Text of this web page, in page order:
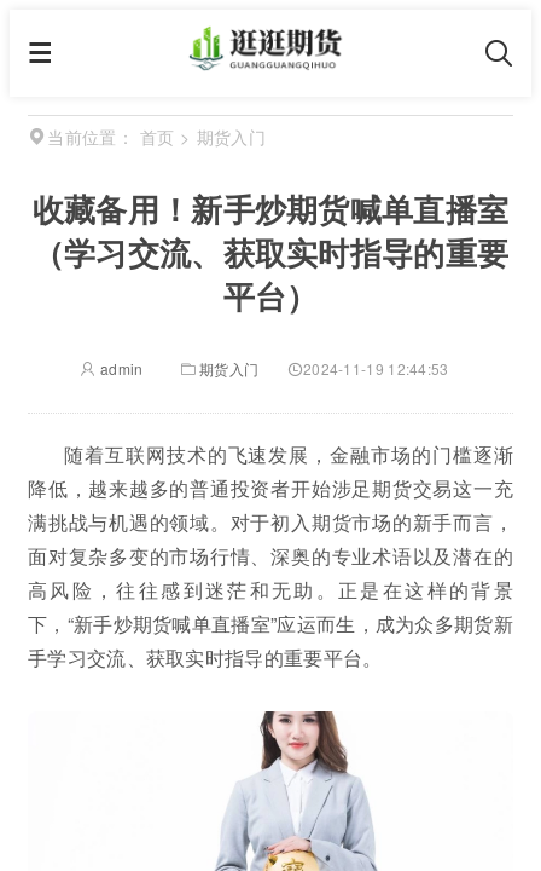
当前位置： 首页 > 期货入门
收藏备用！新手炒期货喊单直播室
（学习交流、获取实时指导的重要
平台）
admin 期货入门 2024-11-19 12:44:53
随着互联网技术的飞速发展，金融市场的门槛逐渐
降低，越来越多的普通投资者开始涉足期货交易这一充
满挑战与机遇的领域。对于初入期货市场的新手而言，
面对复杂多变的市场行情、深奥的专业术语以及潜在的
高风险，往往感到迷茫和无助。正是在这样的背景
下，“新手炒期货喊单直播室”应运而生，成为众多期货新
手学习交流、获取实时指导的重要平台。